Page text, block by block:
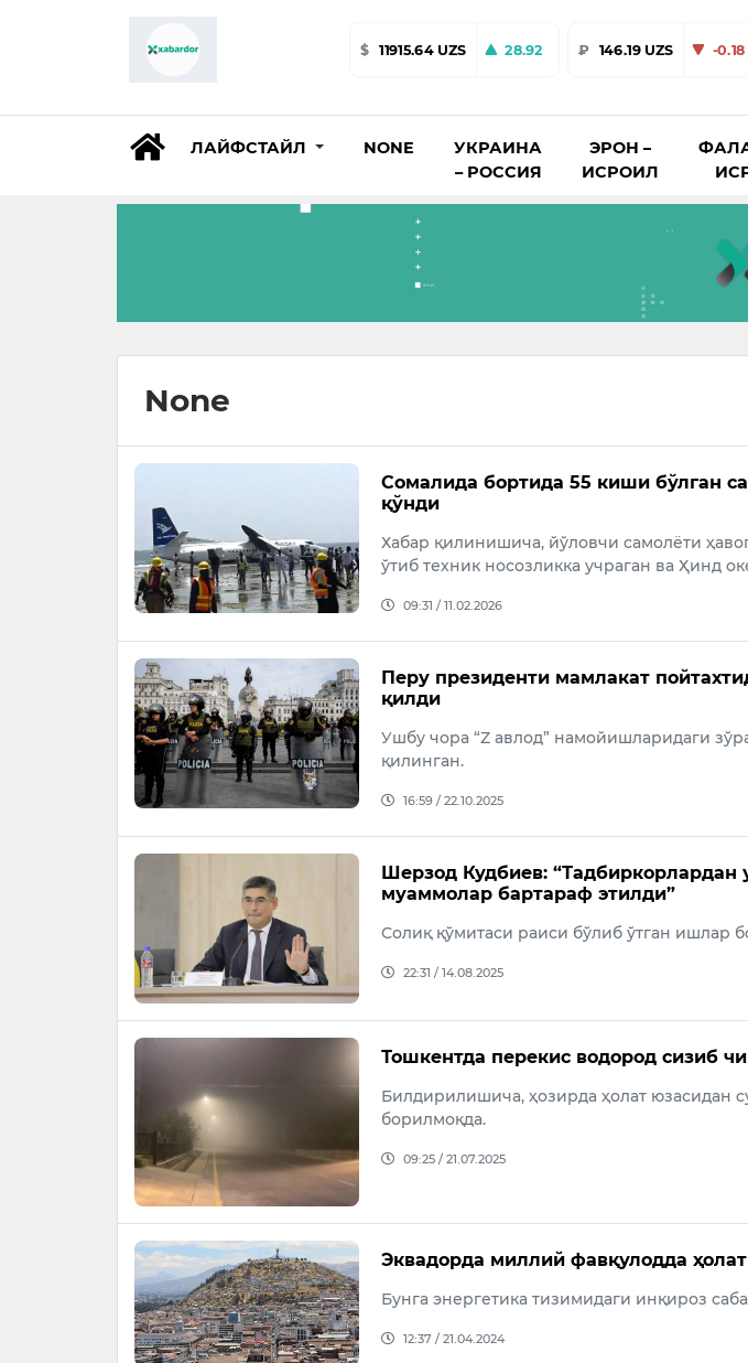
$ 11915.64 UZS 28.92 ₽ 146.19 UZS -0.18
ЛАЙФСТАЙЛ NONE
УКРАИНА
– РОССИЯ
ЭРОН –
ИСРОИЛ
None
Сомалида бортида 55 киши бўлган
қўнди
Хабар қилинишича, йўловчи самолёти
ўтиб техник носозликка учраган ва Ҳинд
09:31 / 11.02.2026
Перу президенти мамлакат
қилди
Ушбу чора “Z авлод” намойишларидаги
қилинган.
16:59 / 22.10.2025
Шерзод Кудбиев: “Тадбиркорлардан
муаммолар бартараф этилди”
Солиқ қўмитаси раиси бўлиб ўтган ишлар
22:31 / 14.08.2025
Тошкентда перекис водород сизиб
Билдирилишича, ҳозирда ҳолат юзасидан
борилмоқда.
09:25 / 21.07.2025
Эквадорда миллий фавқулодда
Бунга энергетика тизимидаги инқироз
12:37 / 21.04.2024